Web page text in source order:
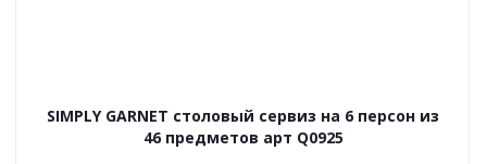
SIMPLY GARNET столовый сервиз на 6 персон из
46 предметов арт Q0925